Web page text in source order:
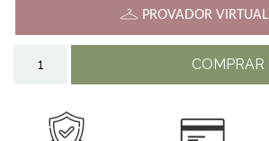
PROVADOR VIRTUAL
COMPRAR